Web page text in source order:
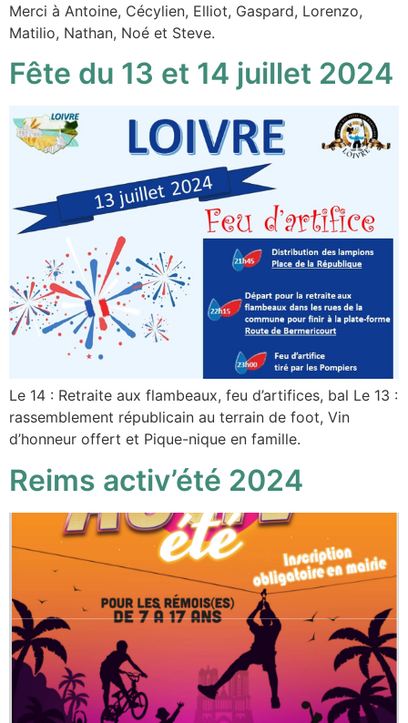
Merci à Antoine, Cécylien, Elliot, Gaspard, Lorenzo,
Matilio, Nathan, Noé et Steve.
Fête du 13 et 14 juillet 2024
Le 14 : Retraite aux flambeaux, feu d’artifices, bal Le 13 :
rassemblement républicain au terrain de foot, Vin
d’honneur offert et Pique-nique en famille.
Reims activ’été 2024